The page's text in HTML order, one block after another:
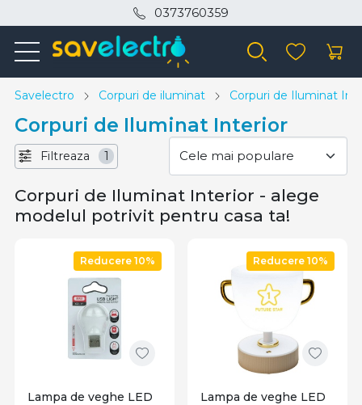
0373760359
Savelectro Corpuri de iluminat Corpuri de Iluminat
Corpuri de Iluminat Interior
Filtreaza 1
Corpuri de Iluminat Interior - alege
modelul potrivit pentru casa ta!
Reducere 10%
Lampa de veghe LED
Reducere 10%
Lampa de veghe LED